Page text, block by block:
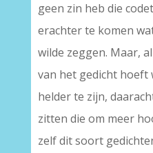
geen zin heb die
erachter te komen
wilde zeggen. Maar,
van het gedicht
helder te zijn,
zitten die om meer
zelf dit soort